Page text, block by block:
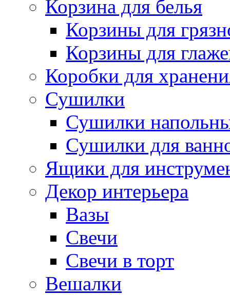
Корзина для белья
Корзины для
Корзины для
Коробки для
Сушилки
Сушилки
Сушилки для
Ящики для
Декор интерьера
Вазы
Свечи
Свечи в торт
Вешалки